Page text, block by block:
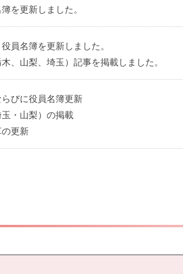
を更新しました。
員名簿を更新しました。
、山梨、埼玉）記事を掲載しました。
びに役員名簿更新
・山梨）の掲載
更新